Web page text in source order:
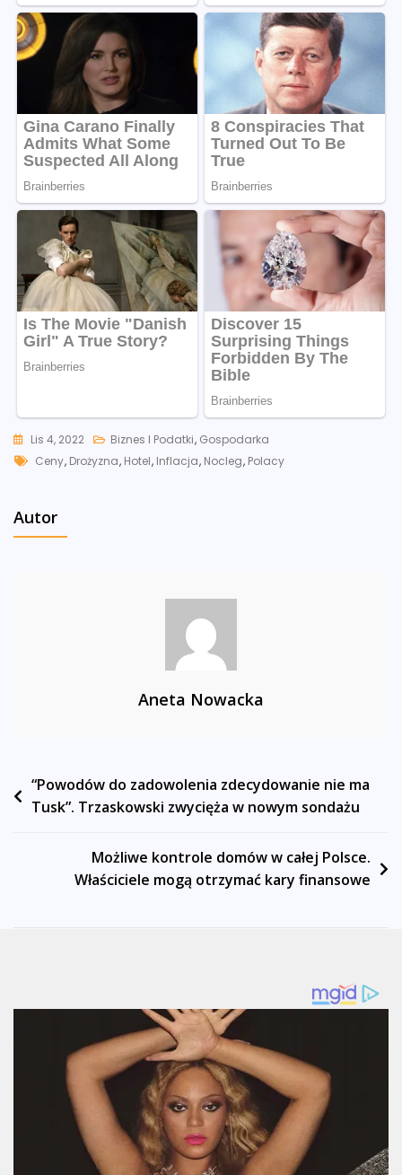
Lis 4, 2022 Biznes I Podatki, Gospodarka
Tags
Ceny, Drożyzna, Hotel, Inflacja, Nocleg, Polacy
Autor
Aneta Nowacka
Nawigacja
wpisu
“Powodów do zadowolenia zdecydowanie nie ma
Tusk”. Trzaskowski zwycięża w nowym sondażu
Możliwe kontrole domów w całej Polsce.
Właściciele mogą otrzymać kary finansowe